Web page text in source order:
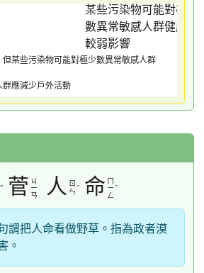
某些污染物可能對極少數異常敏感人群
應減少戶外活動
ˇ 菅 ㄐ
ㄧ
ㄢ
人
ㄖ
ㄣ ˊ 命 ㄇ
ㄧ
ㄥ
ˋ
謂把人命看做野草。指為政者漠
。